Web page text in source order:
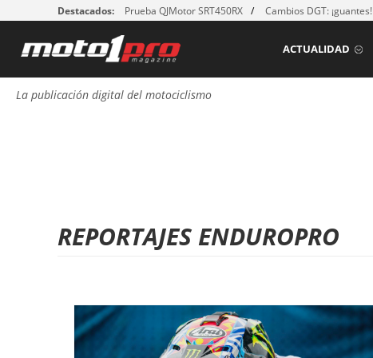
Destacados: Prueba QJMotor SRT450RX Cambios DGT: ¡guantes!
ACTUALIDAD
La publicación digital del motociclismo
REPORTAJES ENDUROPRO